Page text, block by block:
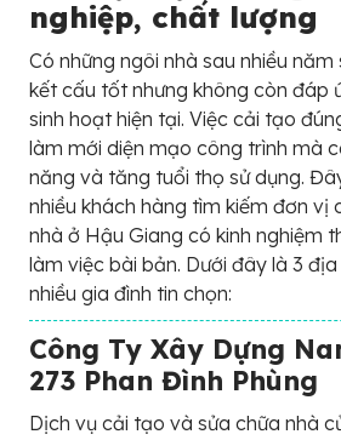
nghiệp, chất lượng
Có những ngôi nhà sau nhiều
kết cấu tốt nhưng không còn đáp
sinh hoạt hiện tại. Việc cải tạo
làm mới diện mạo công trình mà
năng và tăng tuổi thọ sử dụng.
nhiều khách hàng tìm kiếm đơn vị
nhà ở Hậu Giang có kinh nghiệm
làm việc bài bản. Dưới đây là 3
nhiều gia đình tin chọn:
Công Ty Xây Dựng
273 Phan Đình Phùng
Dịch vụ cải tạo và sửa chữa nhà